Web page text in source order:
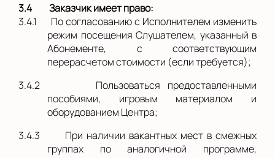
3.4
Заказчик имеет право:
3.4.1
По согласованию с Исполнителем изменить
режим посещения Слушателем, указанный в
Абонементе, с соответствующим
перерасчетом стоимости (если требуется);
3.4.2
Пользоваться предоставленными
пособиями, игровым материалом и
оборудованием Центра;
3.4.3
При наличии вакантных мест в смежных
группах по аналогичной программе,